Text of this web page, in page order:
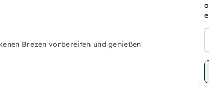
Brezen vorbereiten und genießen